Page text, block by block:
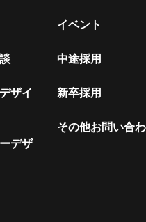
ザイ
デザ
イベント
中途採用
新卒採用
その他お問い合